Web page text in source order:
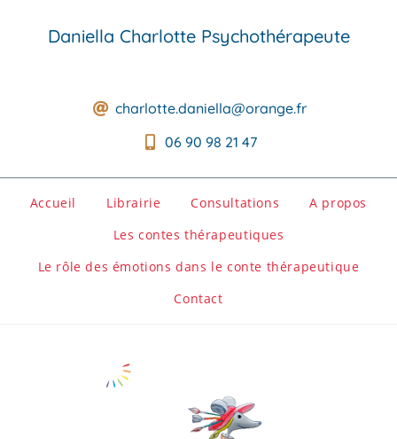
Daniella Charlotte Psychothérapeute
charlotte.daniella@orange.fr
06 90 98 21 47
Accueil Librairie Consultations
A propos
Les contes thérapeutiques
Le rôle des émotions dans le conte thérapeutique
Contact